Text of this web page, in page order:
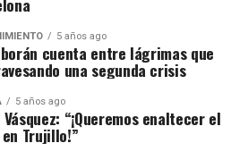
5 años ago
cuenta entre lágrimas que
una segunda crisis
5 años ago
“¡Queremos enaltecer el
Trujillo!”